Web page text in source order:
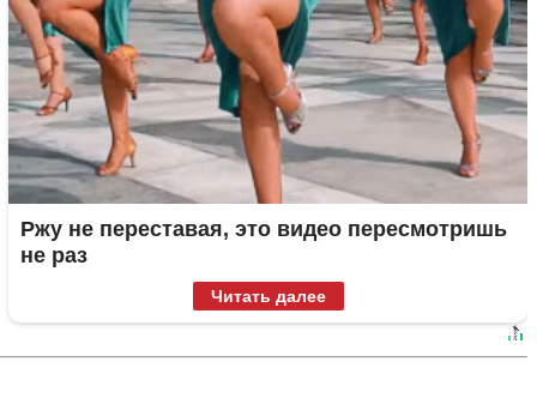
Ржу не переставая, это видео пересмотришь
не раз
Читать далее